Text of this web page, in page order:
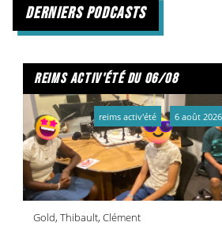
derniers podcasts
reims activ'été du 06/08
Gold, Thibault, Clément
reims activ'été 6 août 2026